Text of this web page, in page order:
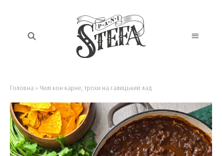
Головна » Чилі кон карне, трохи на галицький лад